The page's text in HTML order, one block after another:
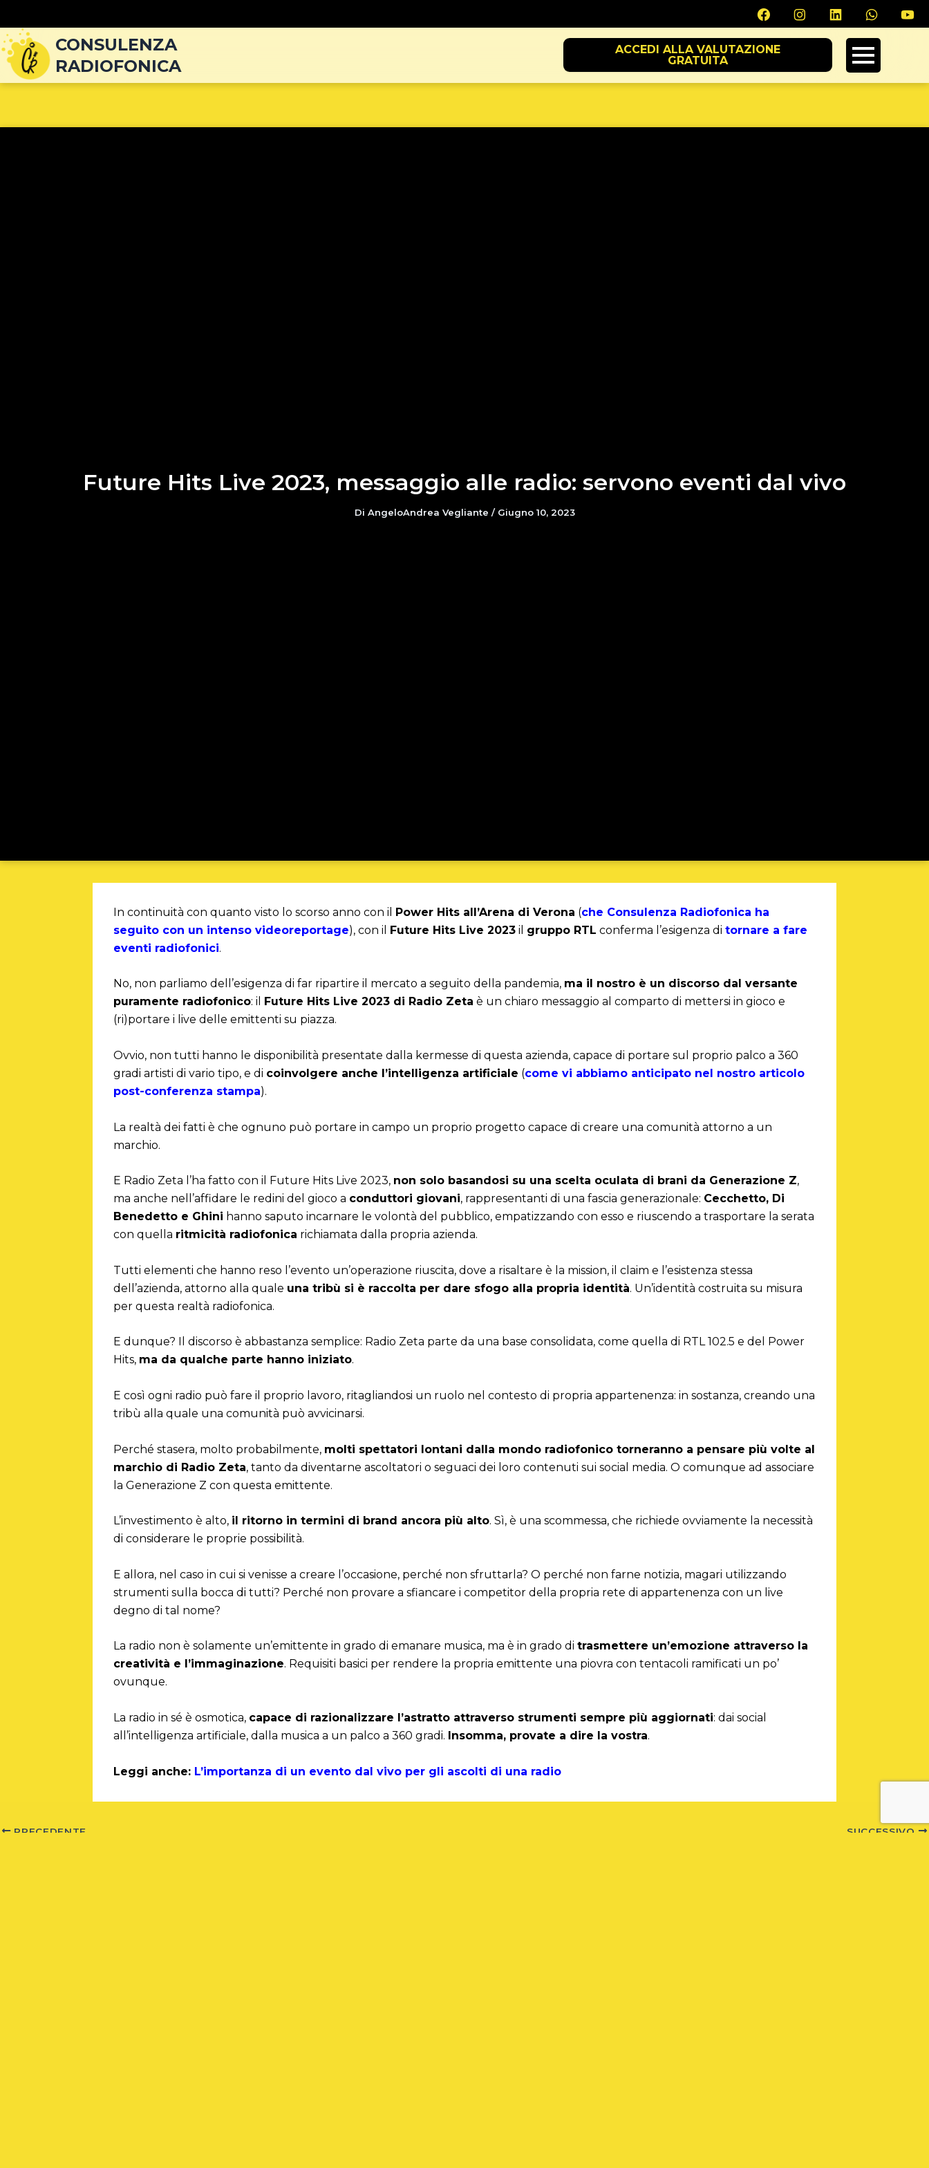
CONSULENZA
RADIOFONICA
ACCEDI ALLA VALUTAZIONE
GRATUITA
Future Hits Live 2023, messaggio alle radio: servono eventi dal vivo
Di AngeloAndrea Vegliante / Giugno 10, 2023
In continuità con quanto visto lo scorso anno con il Power Hits all’Arena di Verona (che Consulenza Radiofonica ha
seguito con un intenso videoreportage), con il Future Hits Live 2023 il gruppo RTL conferma l’esigenza ditornare a fare
eventi radiofonici.
No, non parliamo dell’esigenza di far ripartire il mercato a seguito della pandemia, ma il nostro è un discorso dal versante
puramente radiofonico: il Future Hits Live 2023 di Radio Zeta è un chiaro messaggio al comparto di mettersi in gioco e
(ri)portare i live delle emittenti su piazza.
Ovvio, non tutti hanno le disponibilità presentate dalla kermesse di questa azienda, capace di portare sul proprio palco a 360
gradi artisti di vario tipo, e di coinvolgere anche l’intelligenza artificiale (come vi abbiamo anticipato nel nostro articolo
post-conferenza stampa).
La realtà dei fatti è che ognuno può portare in campo un proprio progetto capace di creare una comunità attorno a un
marchio.
E Radio Zeta l’ha fatto con il Future Hits Live 2023, non solo basandosi su una scelta oculata di brani da Generazione Z,
ma anche nell’affidare le redini del gioco a conduttori giovani, rappresentanti di una fascia generazionale: Cecchetto, Di
Benedetto e Ghini hanno saputo incarnare le volontà del pubblico, empatizzando con esso e riuscendo a trasportare la serata
con quella ritmicità radiofonica richiamata dalla propria azienda.
Tutti elementi che hanno reso l’evento un’operazione riuscita, dove a risaltare è la mission, il claim e l’esistenza stessa
dell’azienda, attorno alla quale una tribù si è raccolta per dare sfogo alla propria identità. Un’identità costruita su misura
per questa realtà radiofonica.
E dunque? Il discorso è abbastanza semplice: Radio Zeta parte da una base consolidata, come quella di RTL 102.5 e del Power
Hits, ma da qualche parte hanno iniziato.
E così ogni radio può fare il proprio lavoro, ritagliandosi un ruolo nel contesto di propria appartenenza: in sostanza, creando una
tribù alla quale una comunità può avvicinarsi.
Perché stasera, molto probabilmente, molti spettatori lontani dalla mondo radiofonico torneranno a pensare più volte al
marchio di Radio Zeta, tanto da diventarne ascoltatori o seguaci dei loro contenuti sui social media. O comunque ad associare
la Generazione Z con questa emittente.
L’investimento è alto, il ritorno in termini di brand ancora più alto. Sì, è una scommessa, che richiede ovviamente la necessità
di considerare le proprie possibilità.
E allora, nel caso in cui si venisse a creare l’occasione, perché non sfruttarla? O perché non farne notizia, magari utilizzando
strumenti sulla bocca di tutti? Perché non provare a sfiancare i competitor della propria rete di appartenenza con un live
degno di tal nome?
La radio non è solamente un’emittente in grado di emanare musica, ma è in grado ditrasmettere un’emozione attraverso la
creatività e l’immaginazione. Requisiti basici per rendere la propria emittente una piovra con tentacoli ramificati un po’
ovunque.
La radio in sé è osmotica, capace di razionalizzare l’astratto attraverso strumenti sempre più aggiornati: dai social
all’intelligenza artificiale, dalla musica a un palco a 360 gradi. Insomma, provate a dire la vostra.
Leggi anche: L’importanza di un evento dal vivo per gli ascolti di una radio
articoli
PRECEDENTE SUCCESSIVO